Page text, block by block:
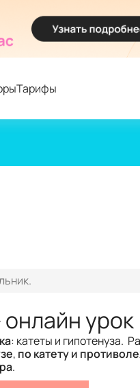
Тарифы
урок
: катеты и гипотенуза.
, по катету и
.